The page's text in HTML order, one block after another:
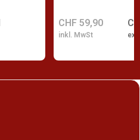
CHF 59,90
inkl. MwSt